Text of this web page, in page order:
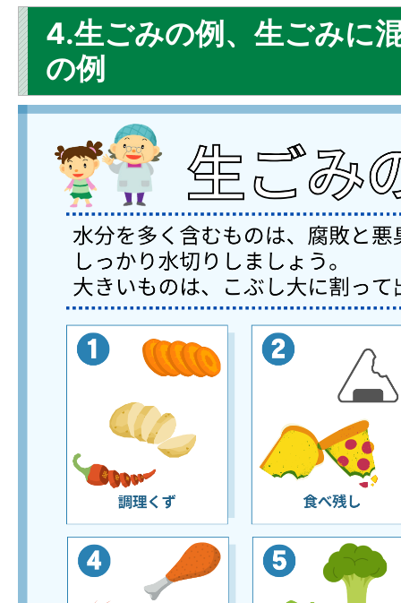
4.生ごみの例、生ごみに
の例